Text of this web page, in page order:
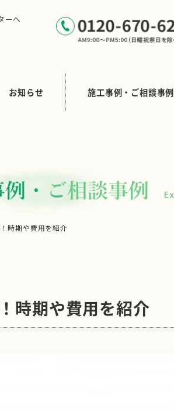
ーへ
お知らせ 施工事例・ご相談事例
時期や費用を紹介
時期や費用を紹介